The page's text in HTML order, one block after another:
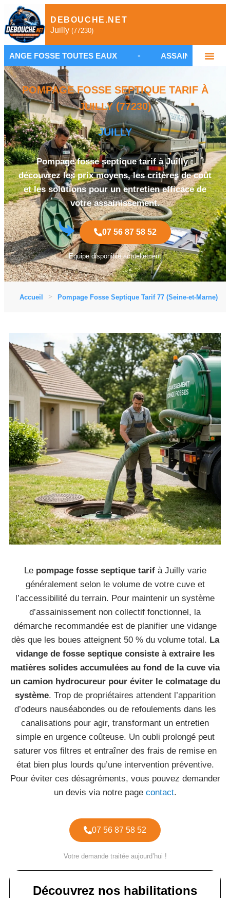
DEBOUCHE.NET
Juilly (77230)
TOUTES EAUX • ASSAINISSEMENT NON
POMPAGE FOSSE SEPTIQUE TARIF À
JUILLY (77230)
JUILLY
Pompage fosse septique tarif à Juilly :
découvrez les prix moyens, les critères de coût
et les solutions pour un entretien efficace de
votre assainissement.
07 56 87 58 52
Équipe disponible actuellement
Accueil Pompage Fosse Septique Tarif 77 (Seine-et-Marne)
Le pompage fosse septique tarifà Juilly varie
généralement selon le volume de votre cuve et
l’accessibilité du terrain. Pour maintenir un système
d’assainissement non collectif fonctionnel, la
démarche recommandée est de planifier une vidange
dès que les boues atteignent 50 % du volume total. La
vidange de fosse septique consiste à extraire les
matières solides accumulées au fond de la cuve via
un camion hydrocureur pour éviter le colmatage du
système. Trop de propriétaires attendent l’apparition
d’odeurs nauséabondes ou de refoulements dans les
canalisations pour agir, transformant un entretien
simple en urgence coûteuse. Un oubli prolongé peut
saturer vos filtres et entraîner des frais de remise en
état bien plus lourds qu’une intervention préventive.
Pour éviter ces désagréments, vous pouvez demander
un devis via notre page contact.
07 56 87 58 52
Votre demande traitée aujourd’hui !
Découvrez nos habilitations